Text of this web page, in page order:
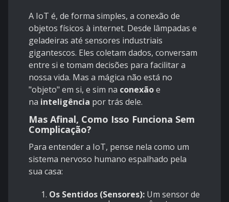
A IoT é, de forma simples, a conexão de
objetos físicos à internet. Desde lâmpadas e
geladeiras até sensores industriais
gigantescos. Eles coletam dados, conversam
entre si e tomam decisões para facilitar a
nossa vida. Mas a mágica não está no
"objeto" em si, e sim na conexãoe
na inteligência por trás dele.
Mas Afinal, Como Isso Funciona Sem
Complicação?
Para entender a IoT, pense nela como um
sistema nervoso humano espalhado pela
sua casa:
Os Sentidos (Sensores): Um sensor de